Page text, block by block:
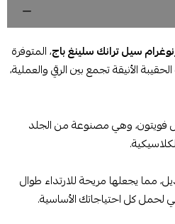
سيل ترانك سلينغ باج، المتوفرة
الأنيقة تجمع بين الرقي والعملية،
فويتون، وهي مصنوعة من الجلد
مما يجعلها مريحة للارتداء طوال
لحمل كل احتياجاتك الأساسية.